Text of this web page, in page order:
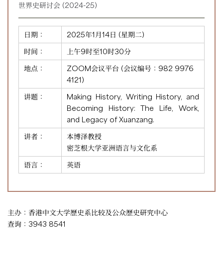
世界史研讨会 (2024-25)
日期：
2025年1月14日 (星期二)
时间：
上午9时至10时30分
地点：
ZOOM会议平台 (会议编号： 982 9976
4121)
讲题：
Making History, Writing History, and
Becoming History: The Life, Work,
and Legacy of Xuanzang.
讲者：
本博泽教授
密芝根大学亚洲语言与文化系
语言：
英语
主办：香港中文大学歷史系比较及公众歷史研究中心
查询：3943 8541